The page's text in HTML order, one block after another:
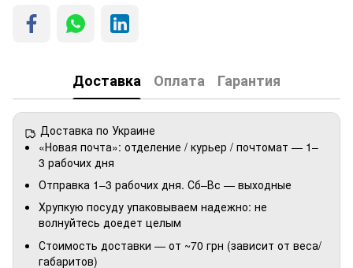
Доставка Оплата Гарантия
Доставка по Украине
«Новая почта»: отделение / курьер / почтомат — 1–
3 рабочих дня
Отправка 1–3 рабочих дня. Сб–Вс — выходные
Хрупкую посуду упаковываем надежно: не
волнуйтесь доедет целым
Стоимость доставки — от ~70 грн (зависит от веса/
габаритов)